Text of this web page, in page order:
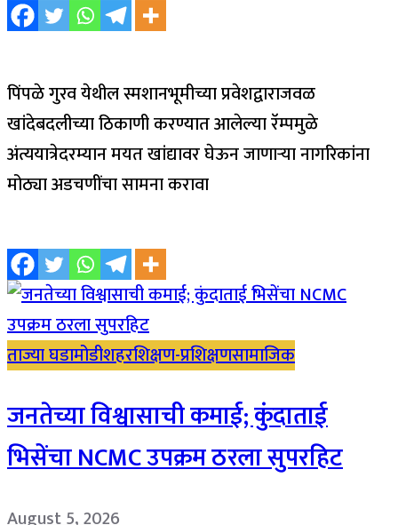
पिंपळे गुरव येथील स्मशानभूमीच्या प्रवेशद्वाराजवळ
खांदेबदलीच्या ठिकाणी करण्यात आलेल्या रॅम्पमुळे
अंत्ययात्रेदरम्यान मयत खांद्यावर घेऊन जाणाऱ्या नागरिकांना
मोठ्या अडचणींचा सामना करावा
ताज्या घडामोडीशहरशिक्षण-प्रशिक्षणसामाजिक
जनतेच्या विश्वासाची कमाई; कुंदाताई
भिसेंचा NCMC उपक्रम ठरला सुपरहिट
August 5, 2026